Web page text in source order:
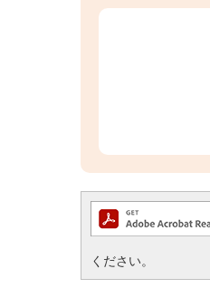
ください。